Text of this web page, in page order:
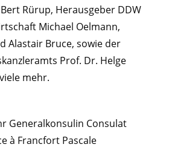
Rürup, Herausgeber DDW
Michael Oelmann,
Alastair Bruce, sowie der
Prof. Dr. Helge
mehr.
Generalkonsulin Consulat
à Francfort Pascale